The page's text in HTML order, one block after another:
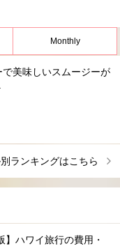
Monthly
美味しいスムージーが
ランキングはこちら
】ハワイ旅行の費用・